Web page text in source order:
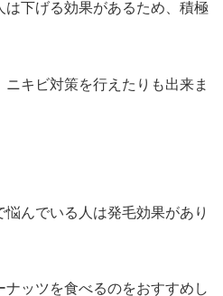
下げる効果があるため、積極
キビ対策を行えたりも出来ま
んでいる人は発毛効果があり
ッツを食べるのをおすすめし